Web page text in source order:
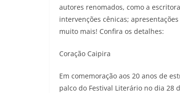
autores renomados, como a
intervenções cênicas;
muito mais! Confira os detalhes:
Coração Caipira
Em comemoração aos 20 anos de
palco do Festival Literário no dia 28